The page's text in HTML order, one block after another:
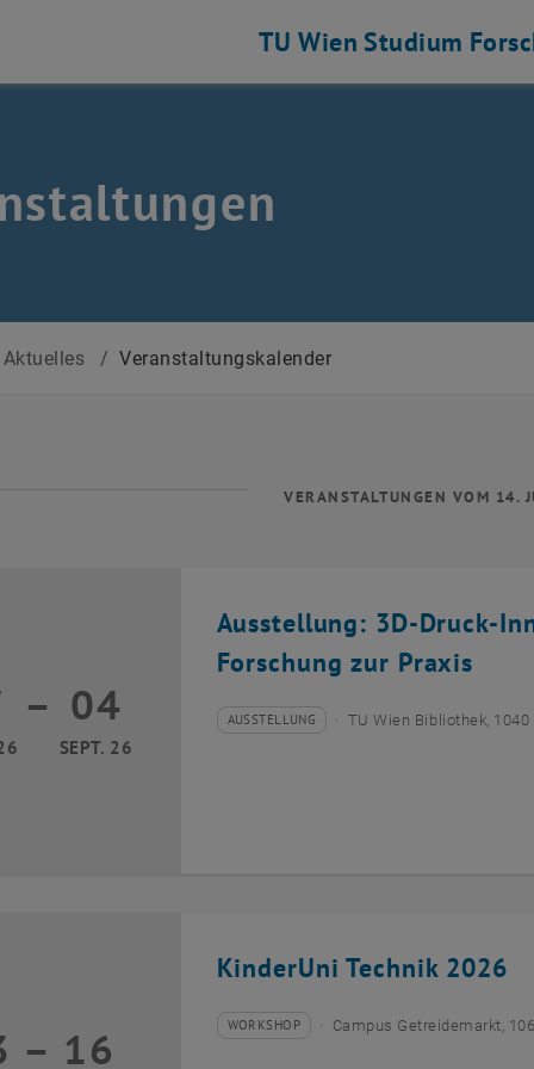
TU Wien Studium
Aktuelles / Veranstaltungskalender
VERANSTALTUNGEN VOM 14.
Ausstellung: 3D-Druck-
Forschung zur Praxis
17 März 2026 bis 04 September 2026
– 04
SEPT. 26
Veranstaltungstyp:
AUSSTELLUNG
Veranstaltungsort: TU Wien Bibliothek,
KinderUni Technik 2026
13 Juli 2026 bis 16 Juli 2026
– 16 Veranstaltungstyp:
WORKSHOP
Veranstaltungsort:Campus Getreidemarkt,